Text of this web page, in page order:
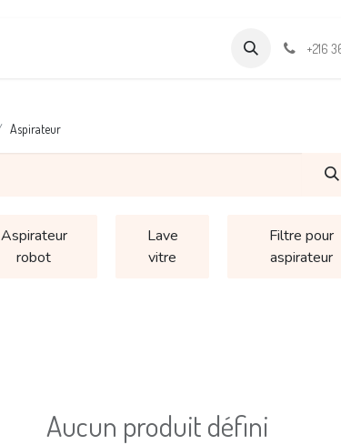
Wamia Marketpalce
+216
Aspirateur
Aspirateur
robot
Lave
vitre
Filtre pour
aspirateur
Aucun produit défini